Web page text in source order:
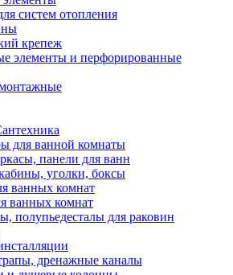
систем отопления
крепеж
элементы и перфорированные
для ванной комнаты
панели для ванн
уголки, боксы
ванных комнат
ванных комнат
полупьедесталы для раковин
дренажные каналы